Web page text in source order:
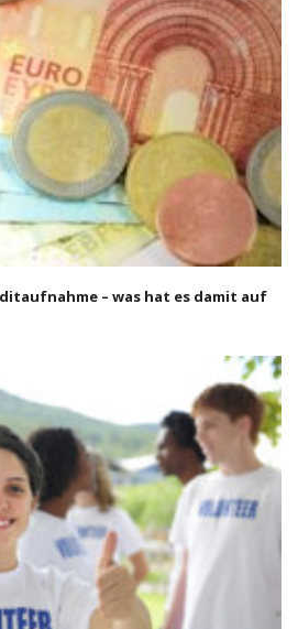
– was hat es damit auf